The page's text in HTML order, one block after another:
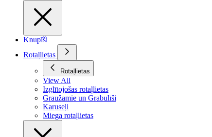
Knupīši
Rotaļlietas
Rotaļlietas
View All
Izglītojošas rotaļlietas
Graužamie un Grabulīši
Karuseļi
Miega rotaļlietas